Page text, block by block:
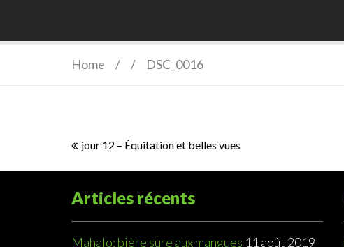
Home / / DSC_0016
Navigation
de
l’article
jour 12 – Équitation et belles vues
Articles récents
Mahalo: bière sure aux mangues 11 août 2019